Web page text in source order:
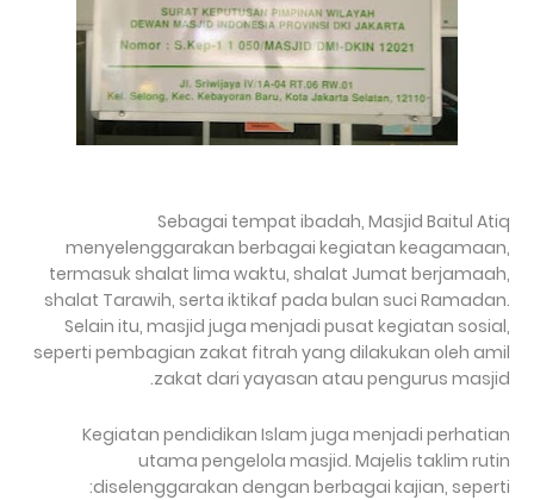
Sebagai tempat ibadah, Masjid Baitul Atiq
menyelenggarakan berbagai kegiatan keagamaan,
termasuk shalat lima waktu, shalat Jumat berjamaah,
shalat Tarawih, serta iktikaf pada bulan suci Ramadan.
Selain itu, masjid juga menjadi pusat kegiatan sosial,
seperti pembagian zakat fitrah yang dilakukan oleh amil
zakat dari yayasan atau pengurus masjid.
Kegiatan pendidikan Islam juga menjadi perhatian
utama pengelola masjid. Majelis taklim rutin
diselenggarakan dengan berbagai kajian, seperti: